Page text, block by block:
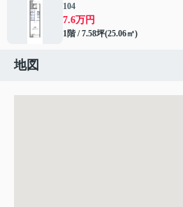
104
7.6万円
1階 / 7.58坪(25.06㎡)
地図